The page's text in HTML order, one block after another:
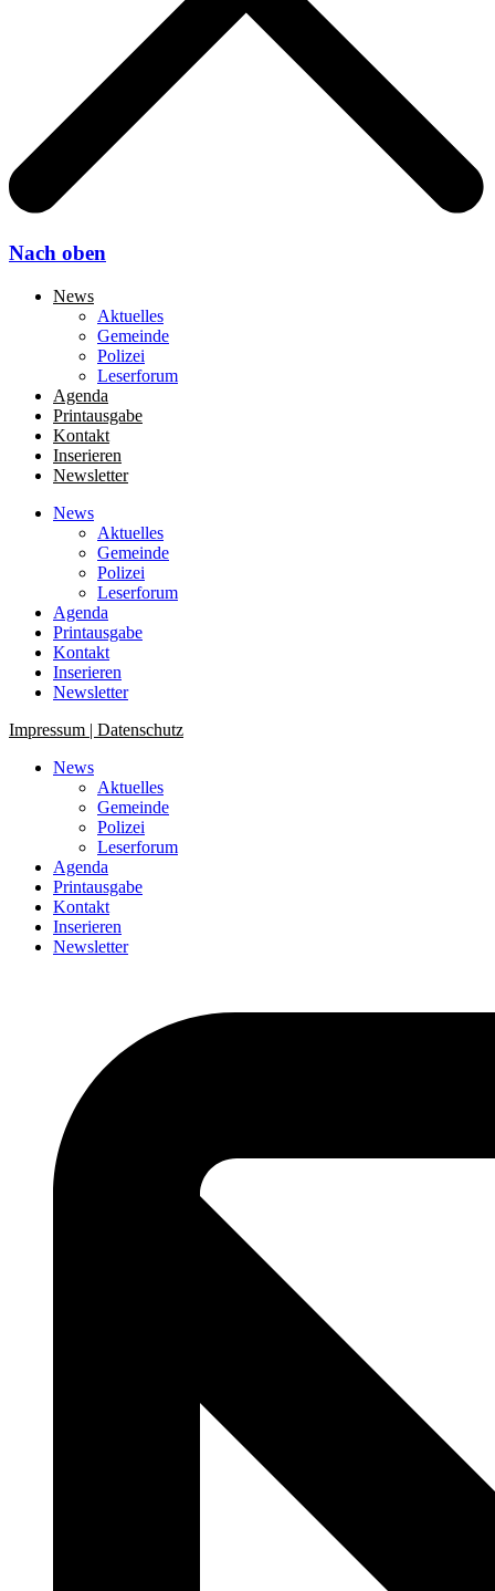
Nach oben
News
Aktuelles
Gemeinde
Polizei
Leserforum
Agenda
Printausgabe
Kontakt
Inserieren
Newsletter
News
Aktuelles
Gemeinde
Polizei
Leserforum
Agenda
Printausgabe
Kontakt
Inserieren
Newsletter
Impressum | Datenschutz
News
Aktuelles
Gemeinde
Polizei
Leserforum
Agenda
Printausgabe
Kontakt
Inserieren
Newsletter